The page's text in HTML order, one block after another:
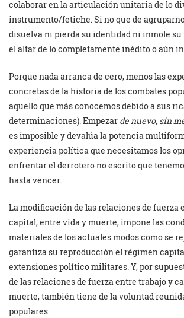
colaborar en la articulación unitaria de lo
instrumento/fetiche. Si no que de
disuelva ni pierda su identidad ni inmole
el altar de lo completamente inédito o aún
Porque nada arranca de cero, menos las
concretas de la historia de los combates
aquello que más conocemos debido a sus
determinaciones). Empezar de nuevo, sin
es imposible y devalúa la potencia
experiencia política que necesitamos los
enfrentar el derrotero no escrito que
hasta vencer.
La modificación de las relaciones de fuerza
capital, entre vida y muerte, impone las
materiales de los actuales modos como se
garantiza su reproducción el régimen
extensiones político militares. Y, por
de las relaciones de fuerza entre trabajo y
muerte, también tiene de la voluntad
populares.